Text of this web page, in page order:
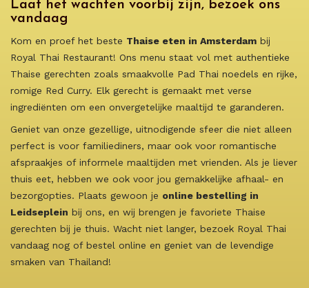
Laat het wachten voorbij zijn, bezoek ons
vandaag
Kom en proef het beste Thaise eten in Amsterdam bij
Royal Thai Restaurant! Ons menu staat vol met authentieke
Thaise gerechten zoals smaakvolle Pad Thai noedels en rijke,
romige Red Curry. Elk gerecht is gemaakt met verse
ingrediënten om een onvergetelijke maaltijd te garanderen.
Geniet van onze gezellige, uitnodigende sfeer die niet alleen
perfect is voor familiediners, maar ook voor romantische
afspraakjes of informele maaltijden met vrienden. Als je liever
thuis eet, hebben we ook voor jou gemakkelijke afhaal- en
bezorgopties. Plaats gewoon je online bestelling in
Leidseplein bij ons, en wij brengen je favoriete Thaise
gerechten bij je thuis. Wacht niet langer, bezoek Royal Thai
vandaag nog of bestel online en geniet van de levendige
smaken van Thailand!